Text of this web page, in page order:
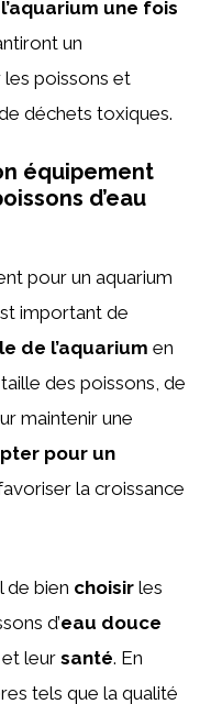
une fois
un
poissons et
déchets toxiques.
équipement
d’eau
pour un aquarium
important de
de l’aquarium en
des poissons, de
maintenir une
pour un
la croissance
de bien choisir les
d’eau douce
et leur santé. En
tels que la qualité